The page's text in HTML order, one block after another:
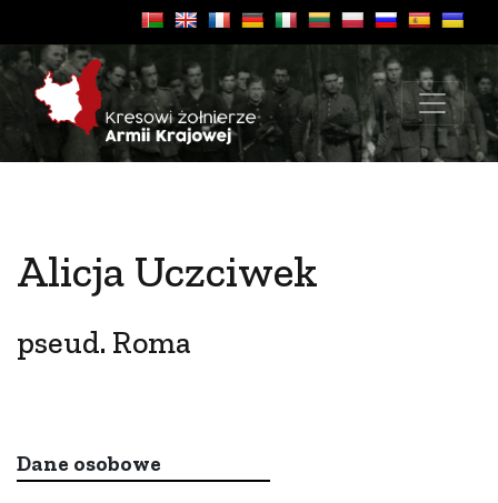
Alicja Uczciwek
pseud. Roma
Dane osobowe